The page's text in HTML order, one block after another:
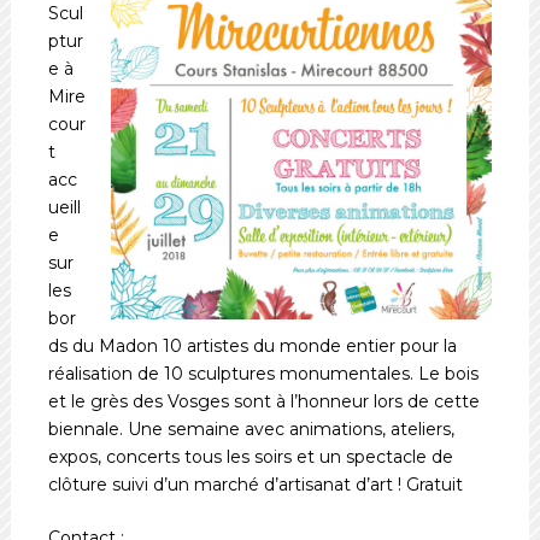
Scul
ptur
e à
Mire
cour
t
acc
ueill
e
sur
les
bor
ds du Madon 10 artistes du monde entier pour la
réalisation de 10 sculptures monumentales. Le bois
et le grès des Vosges sont à l’honneur lors de cette
biennale. Une semaine avec animations, ateliers,
expos, concerts tous les soirs et un spectacle de
clôture suivi d’un marché d’artisanat d’art ! Gratuit